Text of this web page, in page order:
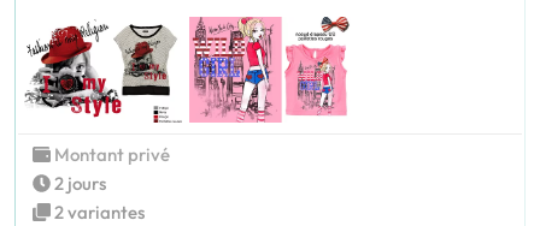
Montant privé
2 jours
2 variantes